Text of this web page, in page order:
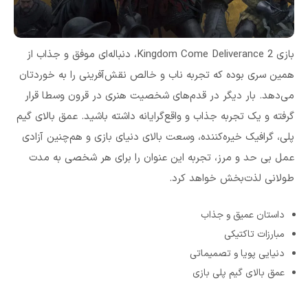
بازی Kingdom Come Deliverance 2، دنباله‌ای موفق و جذاب از
همین سری بوده که تجربه ناب و خالص نقش‌آفرینی را به خوردتان
می‌دهد. بار دیگر در قدم‌های شخصیت هنری در قرون وسطا قرار
گرفته و یک تجربه جذاب و واقع‌گرایانه داشته باشید. عمق بالای گیم
پلی، گرافیک خیره‌کننده، وسعت بالای دنیای بازی و هم‌چنین آزادی
عمل بی‌ حد و مرز، تجربه این عنوان را برای هر شخصی به مدت
طولانی لذت‌بخش خواهد کرد.
داستان عمیق و جذاب
مبارزات تاکتیکی
دنیایی پویا و تصمیماتی
عمق بالای گیم پلی بازی